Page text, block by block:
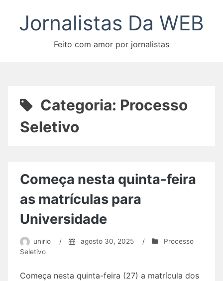
Jornalistas Da WEB
Feito com amor por jornalistas
Categoria: Processo
Seletivo
Começa nesta quinta-feira
as matrículas para
Universidade
unirio / agosto 30, 2025 /
Processo
Seletivo
Começa nesta quinta-feira (27) a matrícula dos